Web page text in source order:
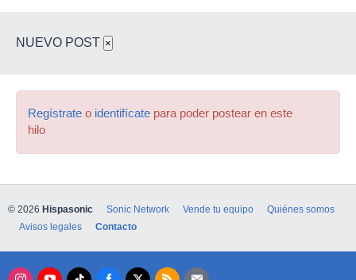
NUEVO POST ×
Regístrate o identifícate para poder postear en este
hilo
© 2026 Hispasonic Sonic Network Vende tu equipo
Quiénes somos
Avisos legales
Contacto